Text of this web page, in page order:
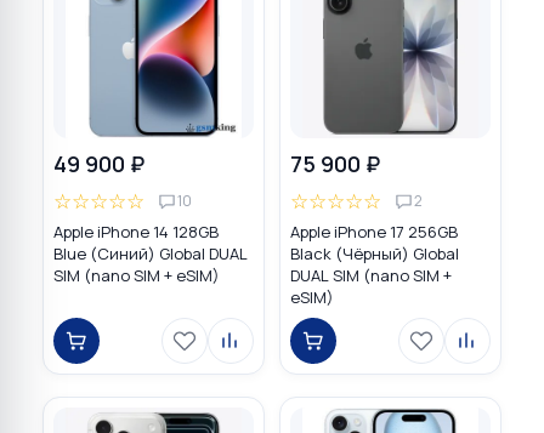
49 900 ₽
☆☆☆☆☆ 10
Apple iPhone 14 128GB
Blue (Синий) Global DUAL
SIM (nano SIM + eSIM)
75 900 ₽
☆☆☆☆☆ 2
Apple iPhone 17 256GB
Black (Чёрный) Global
DUAL SIM (nano SIM +
eSIM)